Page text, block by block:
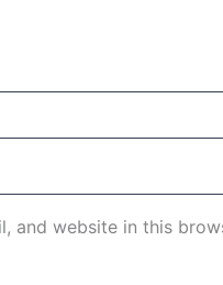
and website in this